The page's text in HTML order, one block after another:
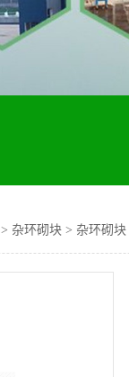
> 杂环砌块 > 杂环砌块